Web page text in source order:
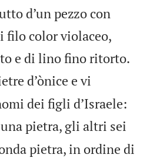
d’un pezzo con
filo color violaceo,
e di lino fino ritorto.
d’ònice e vi
dei figli d’Israele:
pietra, gli altri sei
pietra, in ordine di